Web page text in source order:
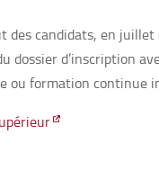
des candidats, en
dossier d’inscription
ou formation continue